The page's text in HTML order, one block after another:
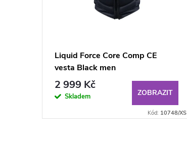
Liquid Force Core Comp CE
vesta Black men
2 999 Kč
Skladem ZOBRAZIT
Kód: 10748/XS